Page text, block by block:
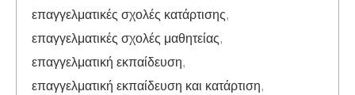
επαγγελματικές σχολές κατάρτισης,
επαγγελματικές σχολές μαθητείας,
επαγγελματική εκπαίδευση,
επαγγελματική εκπαίδευση και κατάρτιση,